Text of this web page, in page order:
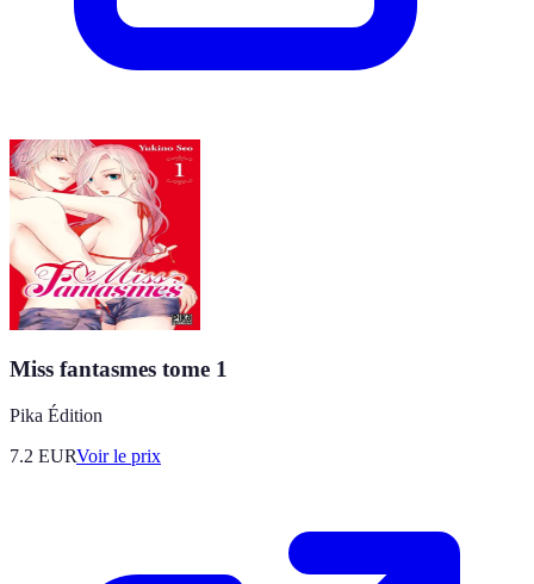
Miss fantasmes tome 1
Pika Édition
7.2 EURVoir le prix